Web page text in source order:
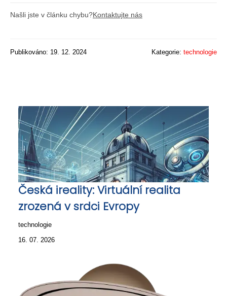
Našli jste v článku chybu?Kontaktujte nás
Publikováno: 19. 12. 2024 Kategorie: technologie
Česká ireality: Virtuální realita
zrozená v srdci Evropy
technologie
16. 07. 2026